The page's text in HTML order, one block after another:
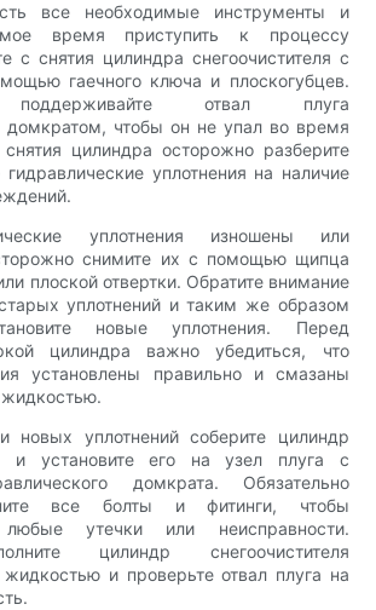
все необходимые инструменты и
время приступить к процессу
с снятия цилиндра снегоочистителя с
гаечного ключа и плоскогубцев.
поддерживайте отвал плуга
домкратом, чтобы он не упал во время
цилиндра осторожно разберите
уплотнения на наличие
уплотнения изношены или
снимите их с помощью щипца
плоской отвертки. Обратите внимание
уплотнений и таким же образом
новые уплотнения. Перед
цилиндра важно убедиться, что
установлены правильно и смазаны
жидкостью.
новых уплотнений соберите цилиндр
и установите его на узел плуга с
домкрата. Обязательно
все болты и фитинги, чтобы
любые утечки или неисправности.
цилиндр снегоочистителя
жидкостью и проверьте отвал плуга на